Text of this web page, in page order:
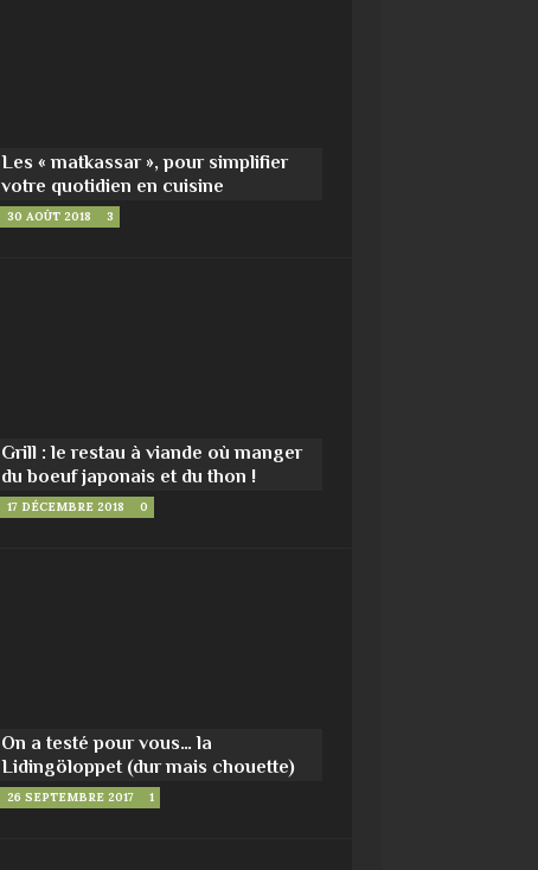
Les « matkassar », pour simplifier
votre quotidien en cuisine
30 AOÛT 2018 3
Grill : le restau à viande où manger
du boeuf japonais et du thon !
17 DÉCEMBRE 2018 0
On a testé pour vous… la
Lidingöloppet (dur mais chouette)
26 SEPTEMBRE 2017 1